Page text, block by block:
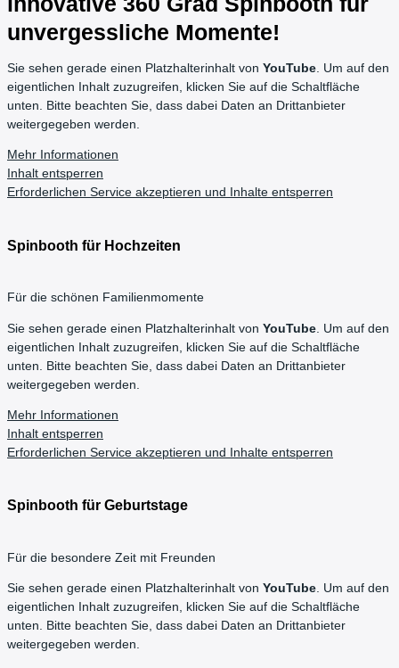
unvergessliche Momente!
Sie sehen gerade einen Platzhalterinhalt von YouTube . Um auf den
eigentlichen Inhalt zuzugreifen, klicken Sie auf die Schaltfläche
unten. Bitte beachten Sie, dass dabei Daten an Drittanbieter
weitergegeben werden.
Mehr Informationen
Inhalt entsperren
Erforderlichen Service akzeptieren und Inhalte entsperren
Spinbooth für Hochzeiten
Für die schönen Familienmomente
Sie sehen gerade einen Platzhalterinhalt von YouTube . Um auf den
eigentlichen Inhalt zuzugreifen, klicken Sie auf die Schaltfläche
unten. Bitte beachten Sie, dass dabei Daten an Drittanbieter
weitergegeben werden.
Mehr Informationen
Inhalt entsperren
Erforderlichen Service akzeptieren und Inhalte entsperren
Spinbooth für Geburtstage
Für die besondere Zeit mit Freunden
Sie sehen gerade einen Platzhalterinhalt von YouTube. Um auf den
eigentlichen Inhalt zuzugreifen, klicken Sie auf die Schaltfläche
unten. Bitte beachten Sie, dass dabei Daten an Drittanbieter
weitergegeben werden.